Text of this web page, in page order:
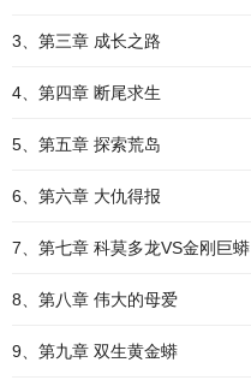
3、第三章 成长之路
4、第四章 断尾求生
5、第五章 探索荒岛
6、第六章 大仇得报
7、第七章 科莫多龙VS金刚巨蟒
8、第八章 伟大的母爱
9、第九章 双生黄金蟒